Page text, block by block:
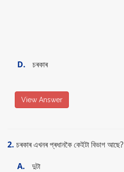
D. চৰকাৰ
View Answer
2. চৰকাৰ এখনৰ প্ৰধানকৈ কেইটা বিভাগ আছে?
A.
দুটা